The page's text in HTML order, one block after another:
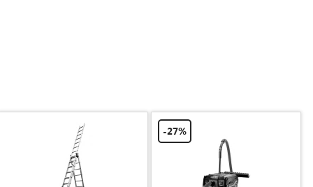
-27%